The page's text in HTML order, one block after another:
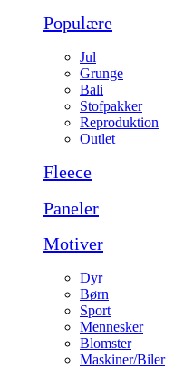
Populære
Jul
Grunge
Bali
Stofpakker
Reproduktion
Outlet
Fleece
Paneler
Motiver
Dyr
Børn
Sport
Mennesker
Blomster
Maskiner/Biler